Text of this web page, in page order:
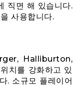
직면 해 있습니다.
사용합니다.
Halliburton,
를 ​​강화하고 있
. 소규모 플레이어